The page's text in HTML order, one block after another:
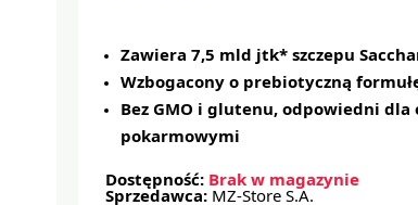
Zawiera 7,5 mld jtk* szczepu
Wzbogacony o prebiotyczną
Bez GMO i glutenu, odpowiedni
pokarmowymi
Dostępność: Brak w magazynie
Sprzedawca: MZ-Store S.A.